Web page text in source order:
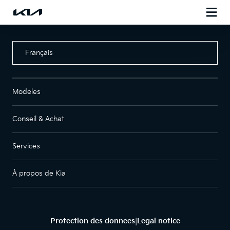
Français
Modeles
Conseil & Achat
Services
À propos de Kia
Protection des donnees| Legal notice